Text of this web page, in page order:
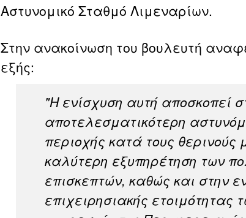
Αστυνομικό Σταθμό Λιμεναρίων.
Στην ανακοίνωση του βουλευτή
εξής:
"Η ενίσχυση αυτή αποσκοπεί
αποτελεσματικότερη
περιοχής κατά τους θερινούς
καλύτερη εξυπηρέτηση των
επισκεπτών, καθώς και στην
επιχειρησιακής ετοιμότητας